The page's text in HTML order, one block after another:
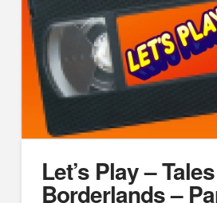
Let’s Play –
Borderlands –